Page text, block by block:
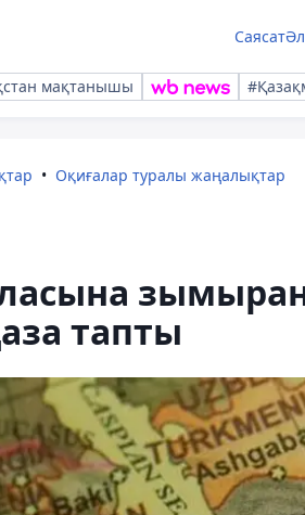
Саясат
мақтанышы
Оқиғалар туралы жаңалықтар
тапты